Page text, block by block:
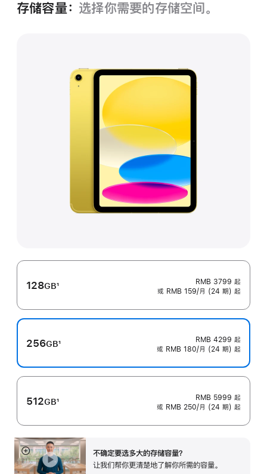
存储容量： 选择你需要的存储空间。
128GB
注
1
RMB 3799 起
或 RMB 159/月 (24 期) 起
256GB
注
1
RMB 4299 起
或 RMB 180/月 (24 期) 起
512GB
注
1
RMB 5999 起
或 RMB 250/月 (24 期) 起
不确定要选多大的存储容⁠量？
让我们帮你更清楚地了解你所需的容量。
展
开